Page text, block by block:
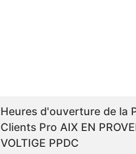
Heures d'ouverture de la
Clients Pro AIX EN
VOLTIGE PPDC